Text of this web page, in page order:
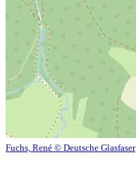
Fuchs, René © Deutsche Glasfaser